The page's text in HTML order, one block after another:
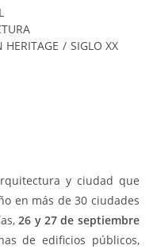
HERITAGE / SIGLO XX
y ciudad que
en más de 30 ciudades
26 y 27 de septiembre
de edificios públicos,